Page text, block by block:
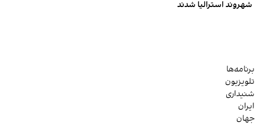
شهروند استرالیا شدند
برنامه‌ها
تلویزیون
شنیداری
ایران
جهان